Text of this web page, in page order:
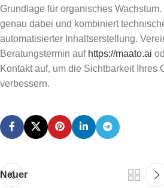
Grundlage für organisches
genau dabei und kombiniert
automatisierter Inhaltserstellung.
Beratungstermin auf https://maato.ai
Kontakt auf, um die Sichtbarkeit Ihres
verbessern.
Neuer